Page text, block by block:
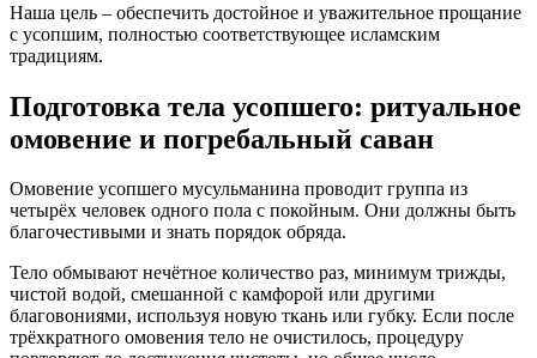
Наша цель – обеспечить достойное и уважительное прощание
с усопшим, полностью соответствующее исламским
традициям.
Подготовка тела усопшего: ритуальное
омовение и погребальный саван
Омовение усопшего мусульманина проводит группа из
четырёх человек одного пола с покойным. Они должны быть
благочестивыми и знать порядок обряда.
Тело обмывают нечётное количество раз, минимум трижды,
чистой водой, смешанной с камфорой или другими
благовониями, используя новую ткань или губку. Если после
трёхкратного омовения тело не очистилось, процедуру